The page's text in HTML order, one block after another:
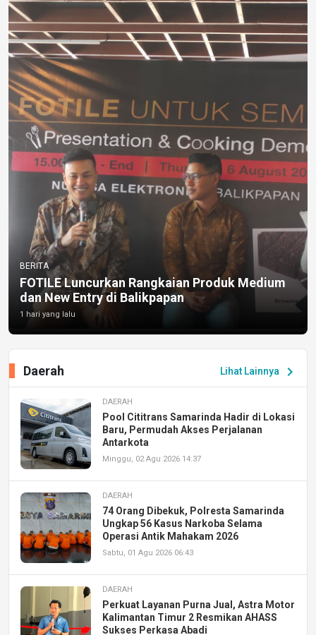
BERITA
FOTILE Luncurkan Rangkaian Produk Medium
dan New Entry di Balikpapan
1 hari yang lalu
Lihat Lainnya chevron_right
Daerah
DAERAH
Pool Cititrans Samarinda Hadir di Lokasi
Baru, Permudah Akses Perjalanan
Antarkota
Minggu, 02 Agu 2026 14:37
DAERAH
74 Orang Dibekuk, Polresta Samarinda
Ungkap 56 Kasus Narkoba Selama
Operasi Antik Mahakam 2026
Sabtu, 01 Agu 2026 06:43
DAERAH
Perkuat Layanan Purna Jual, Astra Motor
Kalimantan Timur 2 Resmikan AHASS
Sukses Perkasa Abadi